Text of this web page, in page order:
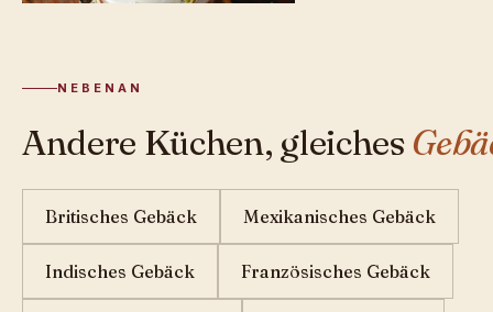
NEBENAN
Andere Küchen, gleiches
Britisches Gebäck Mexikanisches Gebäck
Indisches Gebäck Französisches Gebäck